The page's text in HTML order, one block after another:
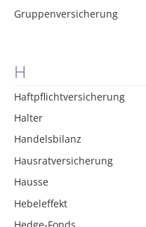
Gruppenversicherung
H
Haftpflichtversicherung
Halter
Handelsbilanz
Hausratversicherung
Hausse
Hebeleffekt